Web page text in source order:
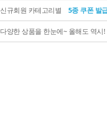
신규회원 카테고리별 5종 쿠폰 발
다양한 상품을 한눈에~ 올해도 역시!